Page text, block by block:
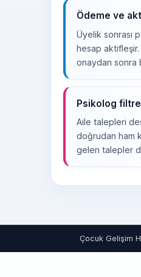
Ödeme ve
Üyelik sonrası
hesap
onaydan sonra
Psikolog
Aile talepleri
doğrudan ham
gelen talepler
Çocuk Gelişim